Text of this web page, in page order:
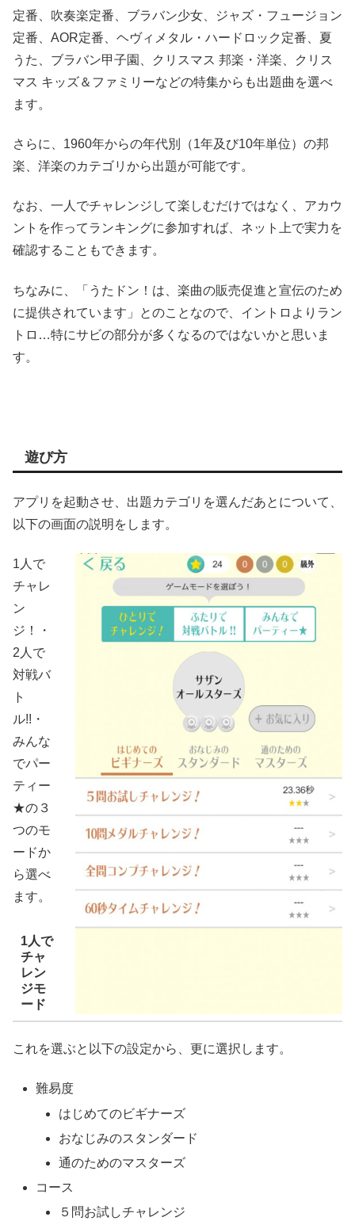
定番、吹奏楽定番、ブラバン少女、ジャズ・フュージョン
定番、AOR定番、ヘヴィメタル・ハードロック定番、夏
うた、ブラバン甲子園、クリスマス 邦楽・洋楽、クリス
マス キッズ＆ファミリーなどの特集からも出題曲を選べ
ます。
さらに、1960年からの年代別（1年及び10年単位）の邦
楽、洋楽のカテゴリから出題が可能です。
なお、一人でチャレンジして楽しむだけではなく、アカウ
ントを作ってランキングに参加すれば、ネット上で実力を
確認することもできます。
ちなみに、「うたドン！は、楽曲の販売促進と宣伝のため
に提供されています」とのことなので、イントロよりラン
トロ…特にサビの部分が多くなるのではないかと思いま
す。
遊び方
アプリを起動させ、出題カテゴリを選んだあとについて、
以下の画面の説明をします。
1人で
チャレ
ン
ジ！・
2人で
対戦バ
ト
ル!!・
みんな
でパー
ティー
★の３
つのモ
ードか
ら選べ
ます。
1人で
チャ
レン
ジモ
ード
これを選ぶと以下の設定から、更に選択します。
難易度
はじめてのビギナーズ
おなじみのスタンダード
通のためのマスターズ
コース
５問お試しチャレンジ